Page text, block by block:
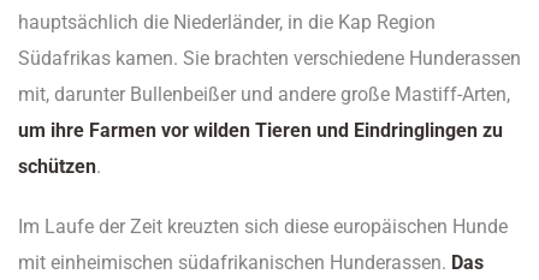
hauptsächlich die Niederländer, in die Kap Region
Südafrikas kamen. Sie brachten verschiedene Hunderassen
mit, darunter Bullenbeißer und andere große Mastiff-Arten,
um ihre Farmen vor wilden Tieren und Eindringlingen zu
schützen.
Im Laufe der Zeit kreuzten sich diese europäischen Hunde
mit einheimischen südafrikanischen Hunderassen. Das